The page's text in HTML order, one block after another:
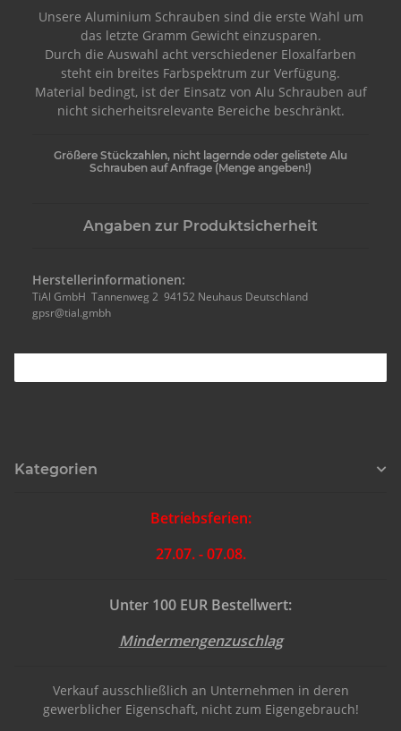
Unsere Aluminium Schrauben sind die erste Wahl um
das letzte Gramm Gewicht einzusparen.
Durch die Auswahl acht verschiedener Eloxalfarben
steht ein breites Farbspektrum zur Verfügung.
Material bedingt, ist der Einsatz von Alu Schrauben auf
nicht sicherheitsrelevante Bereiche beschränkt.
Größere Stückzahlen, nicht lagernde oder gelistete Alu
Schrauben auf Anfrage (Menge angeben!)
Angaben zur Produktsicherheit
Herstellerinformationen:
TiAl GmbH Tannenweg 2 94152 Neuhaus Deutschland
gpsr@tial.gmbh
Kategorien
Betriebsferien:
27.07. - 07.08.
Unter 100 EUR Bestellwert:
Mindermengenzuschlag
Verkauf ausschließlich an Unternehmen in deren
gewerblicher Eigenschaft, nicht zum Eigengebrauch!